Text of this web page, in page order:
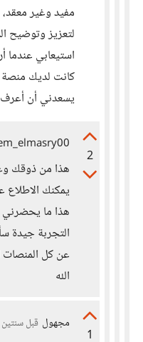
مفيد وغير
لتعزيز وتوضيح
استيعابي عندما
كانت لديك منصة
يسعدني أن أعرف
2
هذا من ذوقك
يمكنك
هذا ما يحضرني
التجربة جيدة
عن كل المنصات
الله
1
مجهول قبل سنتين